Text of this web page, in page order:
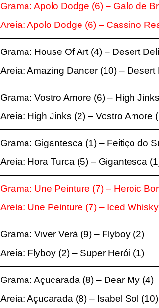
Grama: Apolo Dodge (6) – Galo de
Areia: Apolo Dodge (6) – Cassino
Grama: House Of Art (4) – Desert
Areia: Amazing Dancer (10) – Desert
Grama: Vostro Amore (6) – High
Areia: High Jinks (2) – Vostro Amore
Grama: Gigantesca (1) – Feitiço do
Areia: Hora Turca (5) – Gigantesca
Grama: Une Peinture (7) – Heroic
Areia: Une Peinture (7) – Iced
Grama: Viver Verá (9) – Flyboy (2)
Areia: Flyboy (2) – Super Herói (1)
Grama: Açucarada (8) – Dear My (4)
Areia: Açucarada (8) – Isabel Sol (10)